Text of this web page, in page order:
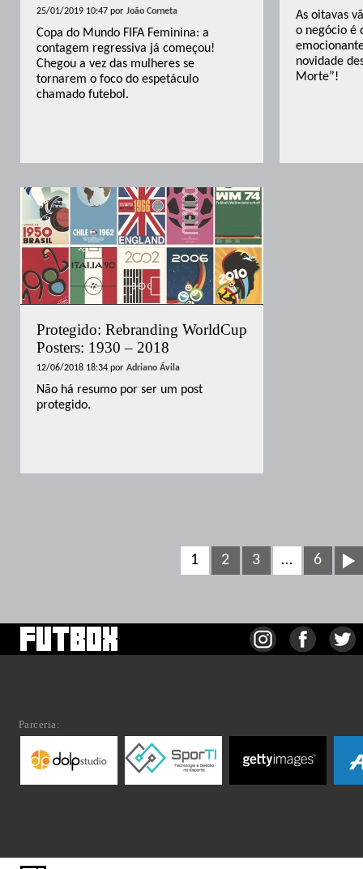
25/01/2019 10:47 por João Corneta
Copa do Mundo FIFA Feminina: a
contagem regressiva já começou!
Chegou a vez das mulheres se
tornarem o foco do espetáculo
chamado futebol.
As oitavas
o negócio é
novidade
Morte”!
Protegido: Rebranding WorldCup
Posters: 1930 – 2018
12/06/2018 18:34 por Adriano Ávila
Não há resumo por ser um post
protegido.
1 2 3 … 6
Parceria: